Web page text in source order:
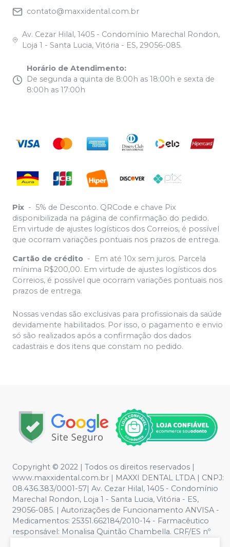
contato@maxxidental.com.br
Av. Cezar Hilal, 1405 - Condomínio Marechal Rondon,
Loja 1 - Santa Lucia, Vitória - ES, 29056-085.
Horário de Atendimento:
De segunda a quinta de 8:00h as 18:00h e sexta de
8:00h as 17:00h
Pix - 5% de Desconto. QRCode e chave Pix
disponibilizada na página de confirmação do pedido.
Em virtude de ajustes logísticos dos Correios, é possível
que ocorram variações pontuais nos prazos de entrega.
Cartão de crédito -
Em até 10x sem juros. Parcela
mínima R$200,00. Em virtude de ajustes logísticos dos
Correios, é possível que ocorram variações pontuais nos
prazos de entrega.
Nossas vendas são exclusivas para profissionais da saúde
devidamente habilitados. Por isso, o pagamento e envio
só são realizados após a confirmação dos dados
cadastrais e dos itens que constam no pedido.
Copyright © 2022 | Todos os direitos reservados |
www.maxxidental.com.br | MAXXI DENTAL LTDA | CNPJ:
08.436.383/0001-57| Av. Cezar Hilal, 1405 - Condomínio
Marechal Rondon, Loja 1 - Santa Lucia, Vitória - ES,
29056-085. | Autorizações de Funcionamento ANVISA -
Medicamentos: 25351.662184/2010-14 - Farmacêutico
responsável: Monalisa Quintão Chambella. CRF/ES nº